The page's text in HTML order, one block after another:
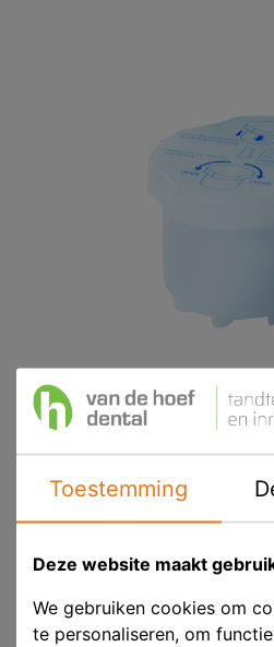
Cavex Mengbeker
Product ID
CAV
Toestemming
Deze website maakt
We gebruiken cookies om
te personaliseren, om